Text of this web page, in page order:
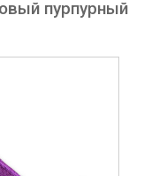
пурпурный